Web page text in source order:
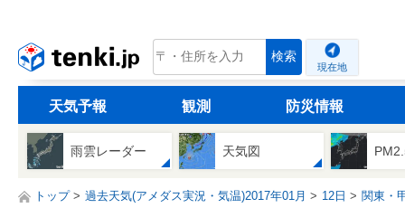
tenki.jp 検索
現在地
天気予報 観測 防災情報
雨雲レーダー 天気図
トップ 過去天気(アメダス実況・気温)2017年01月 12日 関東・